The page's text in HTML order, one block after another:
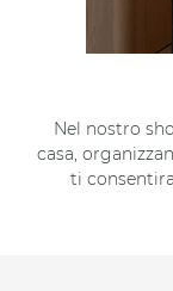
Nel nostro
casa,
ti